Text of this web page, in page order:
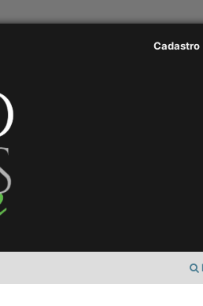
Cadastro